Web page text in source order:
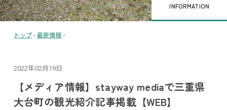
INFORMATION
トップ - 最新情報 -
2022年02月19日
【メディア情報】stayway mediaで三重県
大台町の観光紹介記事掲載【WEB】